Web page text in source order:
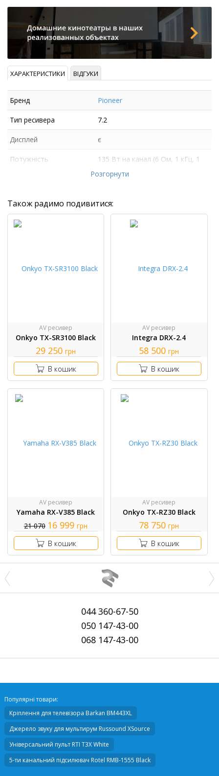
ХАРАКТЕРИСТИКИ ВІДГУКИ
Бренд Pioneer
Тип ресивера 7.2
Дисплей є
Потужність
135 Вт на канал (6 Ом, 1 кГц, 1
Розгорнути
Також радимо подивитися:
AV ресивер
Onkyo TX-SR3100 Black
29 250 грн
В кошик
AV ресивер
Integra DRX-2.4
58 500 грн
В кошик
AV ресивер
Yamaha RX-V385 Black
21 070 16 999 грн
В кошик
AV ресивер
Onkyo TX-RZ30 Black
78 750 грн
В кошик
044360-67-50
050147-43-00
068147-43-00
Популярні товари:
Кріплення для телевізора Barkan BM443XL
Джерело звуку для мультирум Russound XSource
Універсальний пультRTI T3X White
5-ти канальний підсилювач Rotel RMB-1555 Black